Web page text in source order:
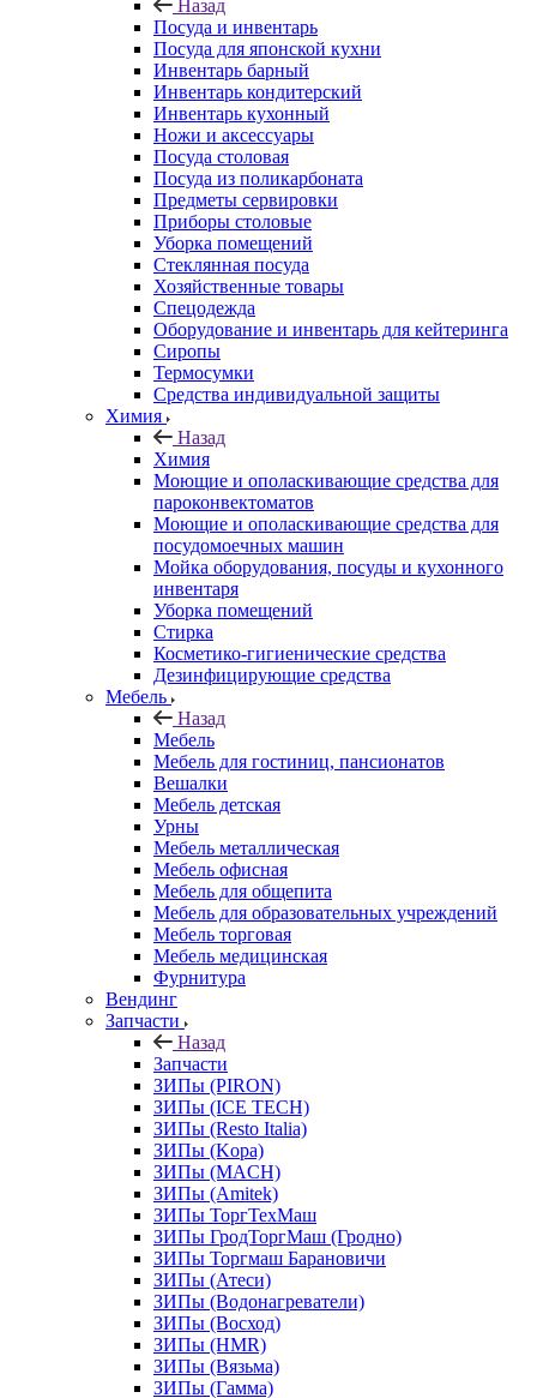
Назад
Посуда и инвентарь
Посуда для японской кухни
Инвентарь барный
Инвентарь кондитерский
Инвентарь кухонный
Ножи и аксессуары
Посуда столовая
Посуда из поликарбоната
Предметы сервировки
Приборы столовые
Уборка помещений
Стеклянная посуда
Хозяйственные товары
Спецодежда
Оборудование и инвентарь для кейтеринга
Сиропы
Термосумки
Средства индивидуальной защиты
Химия
Назад
Химия
Моющие и ополаскивающие средства для
пароконвектоматов
Моющие и ополаскивающие средства для
посудомоечных машин
Мойка оборудования, посуды и кухонного
инвентаря
Уборка помещений
Стирка
Косметико-гигиенические средства
Дезинфицирующие средства
Мебель
Назад
Мебель
Мебель для гостиниц, пансионатов
Вешалки
Мебель детская
Урны
Мебель металлическая
Мебель офисная
Мебель для общепита
Мебель для образовательных учреждений
Мебель торговая
Мебель медицинская
Фурнитура
Вендинг
Запчасти
Назад
Запчасти
ЗИПы (PIRON)
ЗИПы (ICE TECH)
ЗИПы (Resto Italia)
ЗИПы (Kopa)
ЗИПы (MACH)
ЗИПы (Amitek)
ЗИПы ТоргТехМаш
ЗИПы ГродТоргМаш (Гродно)
ЗИПы Торгмаш Барановичи
ЗИПы (Атеси)
ЗИПы (Водонагреватели)
ЗИПы (Восход)
ЗИПы (HMR)
ЗИПы (Вязьма)
ЗИПы (Гамма)